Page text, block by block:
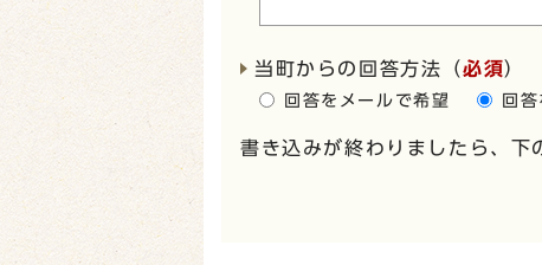
当町からの回答方法 （必須）
回答をメールで希望 回
書き込みが終わりましたら、下